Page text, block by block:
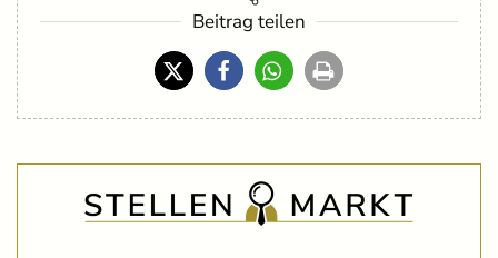
Beitrag teilen